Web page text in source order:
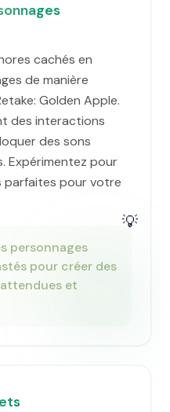
cachés en
de manière
Golden Apple.
des interactions
des sons
Expérimentez pour
parfaites pour votre
💡
personnages
pour créer des
et